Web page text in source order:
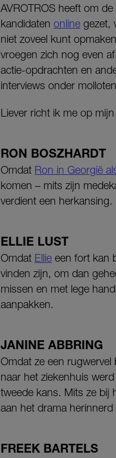
AVROTROS heeft om
kandidaten online gezet,
niet zoveel kunt
vroegen zich nog even
actie-opdrachten en
interviews onder
Liever richt ik me op
RON BOSZHARDT
Omdat Ron in Georgië
komen – mits zijn
verdient een herkansing.
ELLIE LUST
Omdat Ellie een fort kan
vinden zijn, om dan
missen en met lege
aanpakken.
JANINE ABBRING
Omdat ze een
naar het ziekenhuis
tweede kans. Mits ze bij
aan het drama
FREEK BARTELS